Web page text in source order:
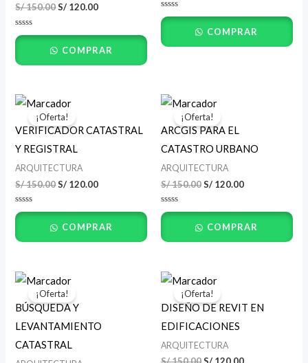
S/150.00S/ 120.00
Valorado
con
de
5
COMPRAR
Valorado
con
de
5
COMPRAR
¡Oferta!
VERIFICADOR CATASTRAL
Y REGISTRAL
ARQUITECTURA
S/150.00
El
precio
original
era:
S/ 150.00.
S/ 120.00
es:
Valorado
con
de
5
COMPRAR
¡Oferta!
ARCGIS PARA EL
CATASTRO URBANO
ARQUITECTURA
S/150.00
El
precio
original
era:
S/ 150.00.
S/ 120.00
S/ 120.00.
Valorado
con
de
5
COMPRAR
¡Oferta!
BÚSQUEDA Y
LEVANTAMIENTO
CATASTRAL
El
precio
original
era:
S/ 150.00.S/ 120.00.
¡Oferta!
DISEÑO DE REVIT EN
EDIFICACIONES
ARQUITECTURA
El
precio
original
era:
S/ 150.00.
es: